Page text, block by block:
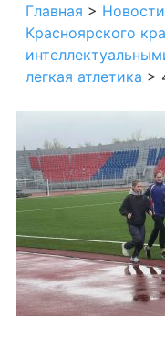
Главная > Новости
Красноярского
легкая атлетика >